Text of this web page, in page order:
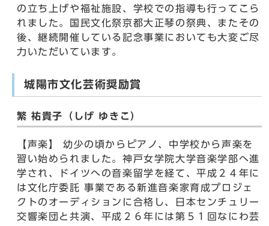
の立ち上げや福祉施設、学校での指導も行ってこら
れました。国民文化祭京都大正琴の祭典、またその
後、継続開催している記念事業においても大変ご尽
力いただいています。
城陽市文化芸術奨励賞
繁 祐貴子（しげ ゆきこ）
【声楽】 幼少の頃からピアノ、中学校から声楽を
習い始められました。神戸女学院大学音楽学部へ進
学され、ドイツへの音楽留学を経て、平成２４年に
は文化庁委託 事業である新進音楽家育成プロジェ
クトのオーディションに合格し、日本センチュリー
交響楽団と共演、平成２６年には第５１回なにわ芸